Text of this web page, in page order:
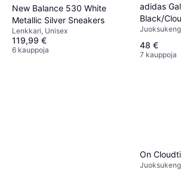
New Balance 530 White
Metallic Silver Sneakers
Lenkkari, Unisex
119,99 €
6 kauppoja
adidas
Black/
48 €
7 kauppoja
On